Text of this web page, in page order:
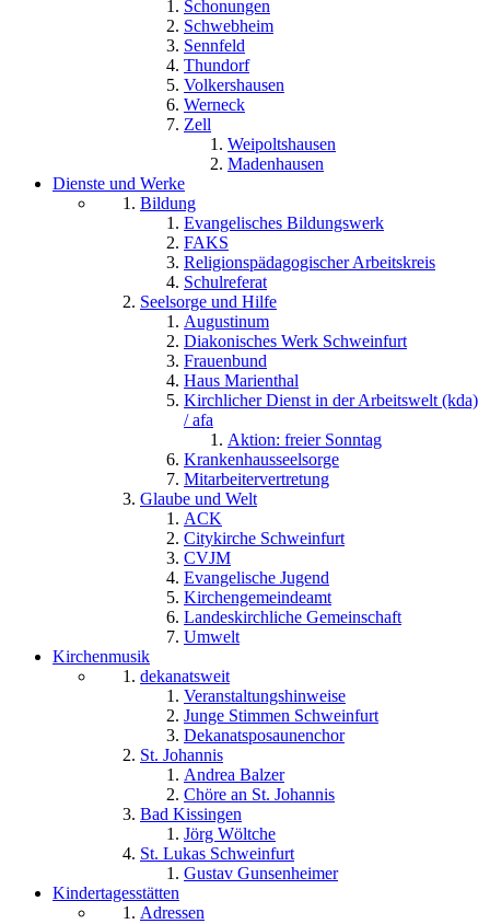
Schonungen
Schwebheim
Sennfeld
Thundorf
Volkershausen
Werneck
Zell
Weipoltshausen
Madenhausen
Dienste und Werke
Bildung
Evangelisches Bildungswerk
FAKS
Religionspädagogischer Arbeitskreis
Schulreferat
Seelsorge und Hilfe
Augustinum
Diakonisches Werk Schweinfurt
Frauenbund
Haus Marienthal
Kirchlicher Dienst in der Arbeitswelt (kda)
/ afa
Aktion: freier Sonntag
Krankenhausseelsorge
Mitarbeitervertretung
Glaube und Welt
ACK
Citykirche Schweinfurt
CVJM
Evangelische Jugend
Kirchengemeindeamt
Landeskirchliche Gemeinschaft
Umwelt
Kirchenmusik
dekanatsweit
Veranstaltungshinweise
Junge Stimmen Schweinfurt
Dekanatsposaunenchor
St. Johannis
Andrea Balzer
Chöre an St. Johannis
Bad Kissingen
Jörg Wöltche
St. Lukas Schweinfurt
Gustav Gunsenheimer
Kindertagesstätten
Adressen